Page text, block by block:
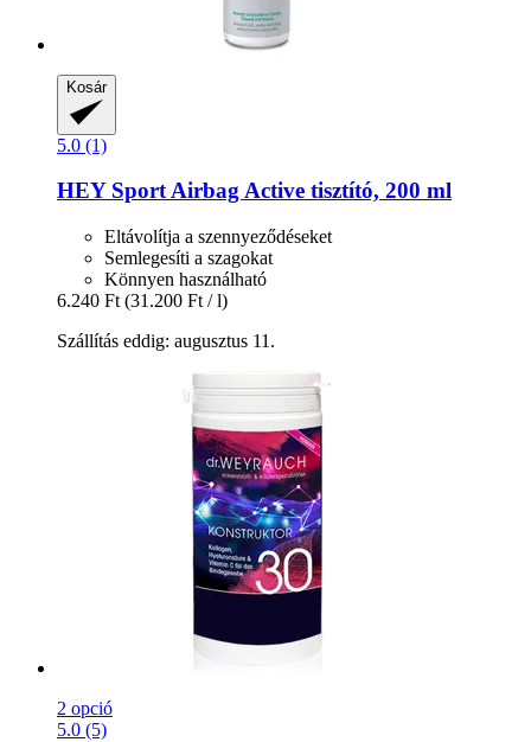
Kosár
5.0 (1)
HEY SportAirbag Active tisztító, 200 ml
Eltávolítja a szennyeződéseket
Semlegesíti a szagokat
Könnyen használható
6.240 Ft (31.200 Ft / l)
Szállítás eddig: augusztus 11.
2 opció
5.0 (5)